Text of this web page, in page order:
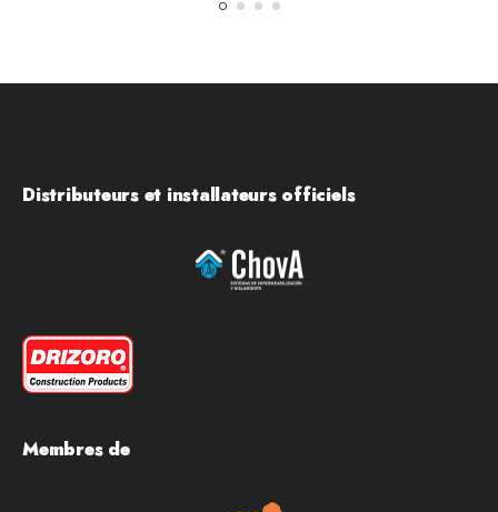
Distributeurs et installateurs officiels
Membres de